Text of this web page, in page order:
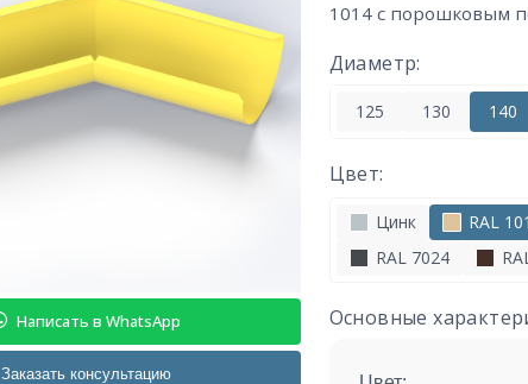
Написать в WhatsApp
Заказать консультацию
1014 с порошковым
Диаметр:
125 130 140
Цвет:
Цинк RAL
RAL 7024
Основные